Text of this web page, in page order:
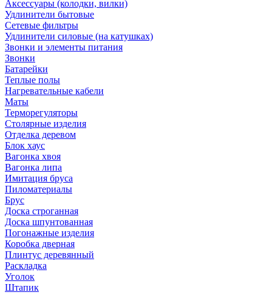
Аксессуары (колодки, вилки)
Удлинители бытовые
Сетевые фильтры
Удлинители силовые (на катушках)
Звонки и элементы питания
Звонки
Батарейки
Теплые полы
Нагревательные кабели
Маты
Терморегуляторы
Столярные изделия
Отделка деревом
Блок хаус
Вагонка хвоя
Вагонка липа
Имитация бруса
Пиломатериалы
Брус
Доска строганная
Доска шпунтованная
Погонажные изделия
Коробка дверная
Плинтус деревянный
Раскладка
Уголок
Штапик